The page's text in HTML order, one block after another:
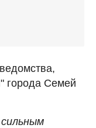
города Семей